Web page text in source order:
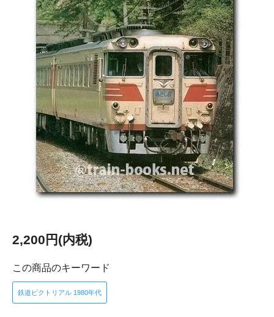
2,200円(内税)
この商品のキーワード
鉄道ピクトリアル 1980年代